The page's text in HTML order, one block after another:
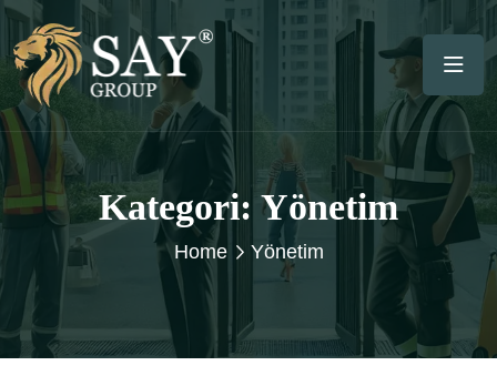
Kategori: Yönetim
Home Yönetim